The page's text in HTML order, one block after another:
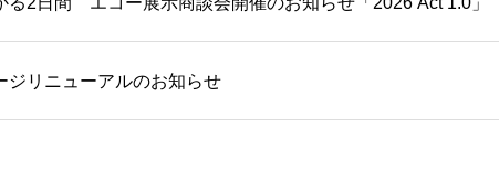
ジリニューアルのお知らせ